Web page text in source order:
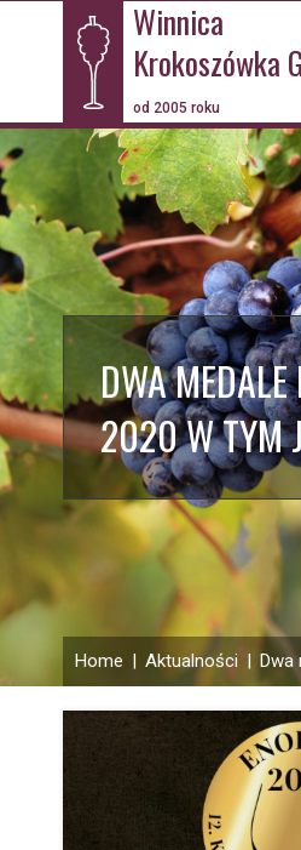
Winnica
Krokoszówka
od 2005 roku
DWA MEDALE
2020 W TYM
Home | Aktualności | Dwa